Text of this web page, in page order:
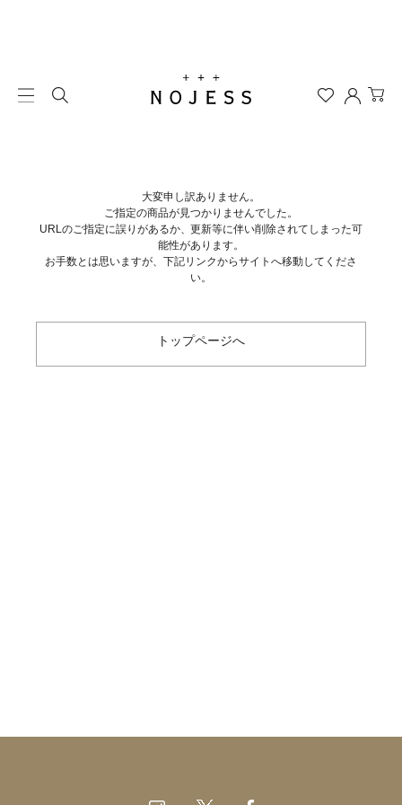
大変申し訳ありません。
ご指定の商品が見つかりませんでした。
URLのご指定に誤りがあるか、更新等に伴い削除されてしまった可
能性があります。
お手数とは思いますが、下記リンクからサイトへ移動してくださ
い。
トップページへ